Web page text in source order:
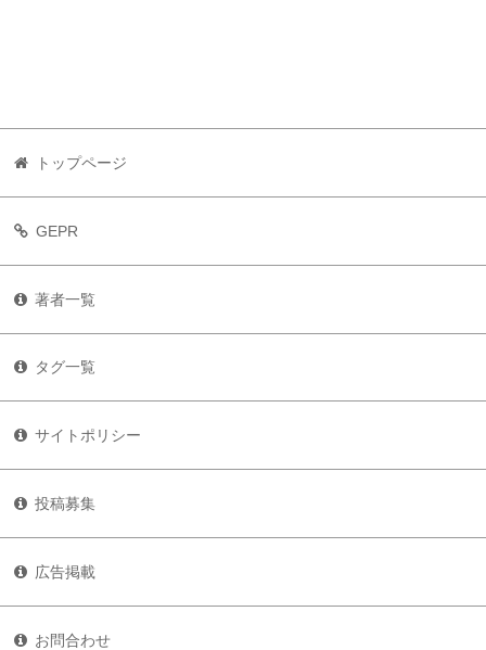
トップページ
GEPR
著者一覧
タグ一覧
サイトポリシー
投稿募集
広告掲載
お問合わせ